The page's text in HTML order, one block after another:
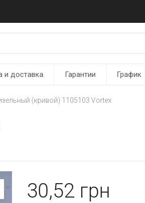
и доставка Гарантии График
(кривой) 1105103 Vortex
30,52